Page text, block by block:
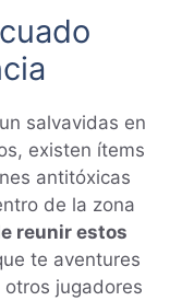
salvavidas en
existen ítems
antitóxicas
de la zona
reunir estos
te aventures
jugadores